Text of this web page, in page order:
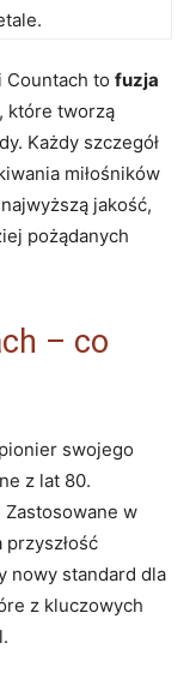
Countach to fuzja
które tworzą
Każdy szczegół
miłośników
jakość,
pożądanych
– co
swojego
z lat 80.
Zastosowane w
przyszłość
nowy standard dla
z kluczowych